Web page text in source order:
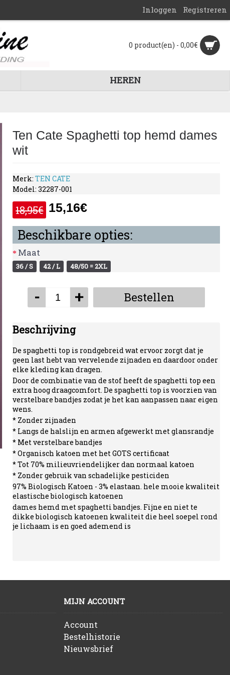
Inloggen Registreren
0 product(en) - 0,00€
HEREN
Ten Cate Spaghetti top hemd dames
wit
Merk:TEN CATE
Model:32287-001
18,95€ 15,16€
Beschikbare opties:
Maat
36 / S 42 / L 48/50 = 2XL
- + Bestellen
Beschrijving
De spaghetti top is rondgebreid wat ervoor zorgt dat je
geen last hebt van vervelende zijnaden en daardoor onder
elke kleding kan dragen.
Door de combinatie van de stof heeft de spaghetti top een
extra hoog draagcomfort. De spaghetti top is voorzien van
verstelbare bandjes zodat je het kan aanpassen naar eigen
wens.
* Zonder zijnaden
* Langs de halslijn en armen afgewerkt met glansrandje
* Met verstelbare bandjes
* Organisch katoen met het GOTS certificaat
* Tot 70% milieuvriendelijker dan normaal katoen
* Zonder gebruik van schadelijke pesticiden
97% Biologisch Katoen - 3% elastaan. hele mooie kwaliteit
elastische biologisch katoenen
dames hemd met spaghetti bandjes. Fijne en niet te
dikke biologisch katoenen kwaliteit die heel soepel rond
je lichaam is en goed ademend is
MIJN ACCOUNT
Account
Bestelhistorie
Nieuwsbrief